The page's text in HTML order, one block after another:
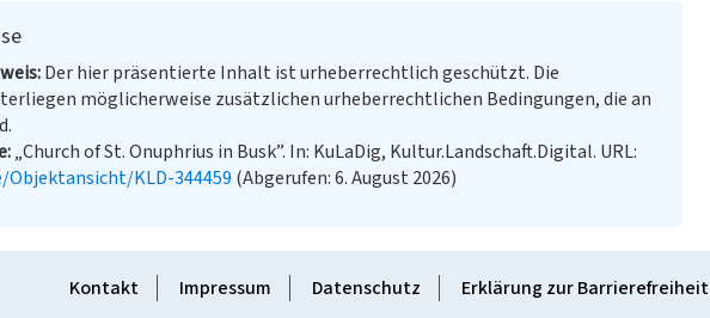
Der hier präsentierte Inhalt ist urheberrechtlich geschützt. Die
möglicherweise zusätzlichen urheberrechtlichen Bedingungen, die an
„Church of St. Onuphrius in Busk”. In: KuLaDig, Kultur.Landschaft.Digital. URL:
KLD-344459 (Abgerufen: 6. August 2026)
Kontakt Impressum Datenschutz Erklärung zur Barrierefreiheit